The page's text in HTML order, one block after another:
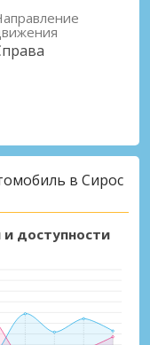
в Сирос
доступности